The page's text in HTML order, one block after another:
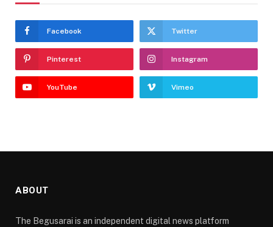
Facebook Twitter
Pinterest Instagram
YouTube Vimeo
ABOUT
The Begusarai is an independent digital news platform